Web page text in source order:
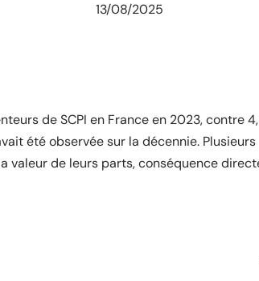
13/08/2025
de SCPI en France en 2023, contre
été observée sur la décennie. Plusieurs
valeur de leurs parts, conséquence